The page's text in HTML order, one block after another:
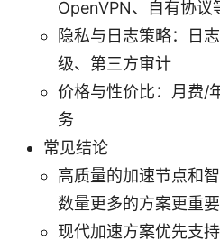
OpenVPN、自有协议
隐私与日志策略：日
级、第三方审计
价格与性价比：月费/
务
常见结论
高质量的加速节点和
数量更多的方案更重要
现代加速方案优先支